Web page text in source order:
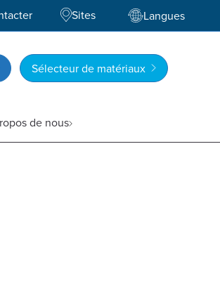
Sites Langues
Sélecteur de matériaux
de nous